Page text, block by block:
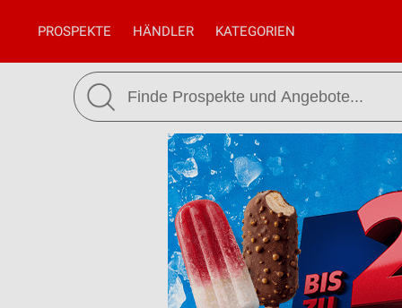
PROSPEKTE HÄNDLER KATEGORIEN